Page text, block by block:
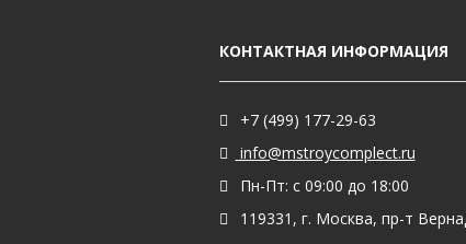
КОНТАКТНАЯ ИНФОРМАЦИЯ
+7 (499) 177-29-63
info@mstroycomplect.ru
Пн-Пт: с 09:00 до 18:00
119331, г. Москва, пр-т